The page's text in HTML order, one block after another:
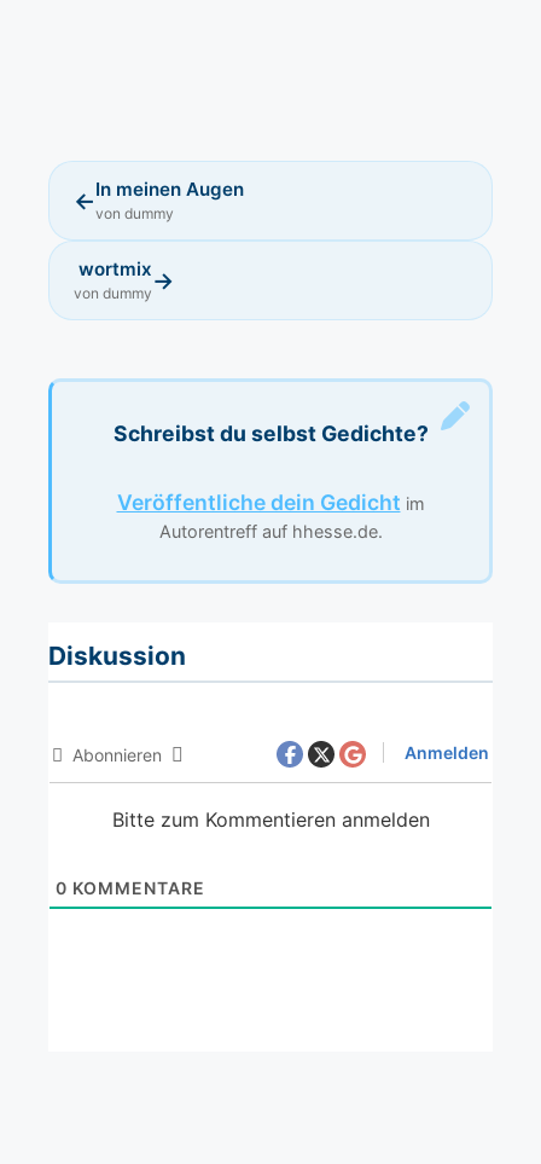
←In meinen Augen
von dummy
wortmix
von dummy →
Schreibst du selbst Gedichte?
Veröffentliche dein Gedicht im
Autorentreff auf hhesse.de.
Diskussion
Abonnieren Anmelden
Bitte zum Kommentieren anmelden
0 KOMMENTARE